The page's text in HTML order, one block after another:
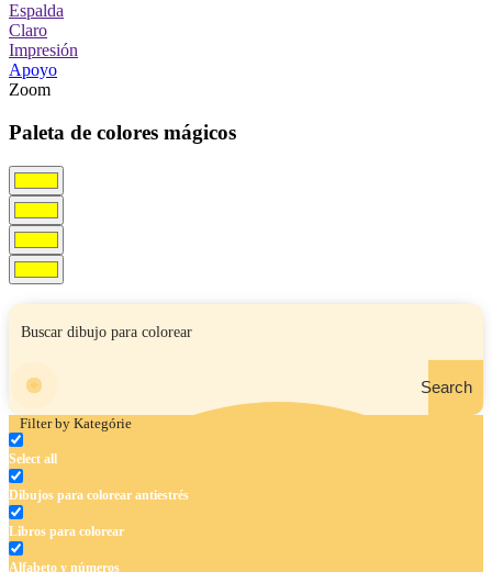
Espalda
Claro
Impresión
Apoyo
Zoom
Paleta de colores mágicos
Search
Filter by Kategórie
Select all
Dibujos para colorear antiestrés
Libros para colorear
Alfabeto y números